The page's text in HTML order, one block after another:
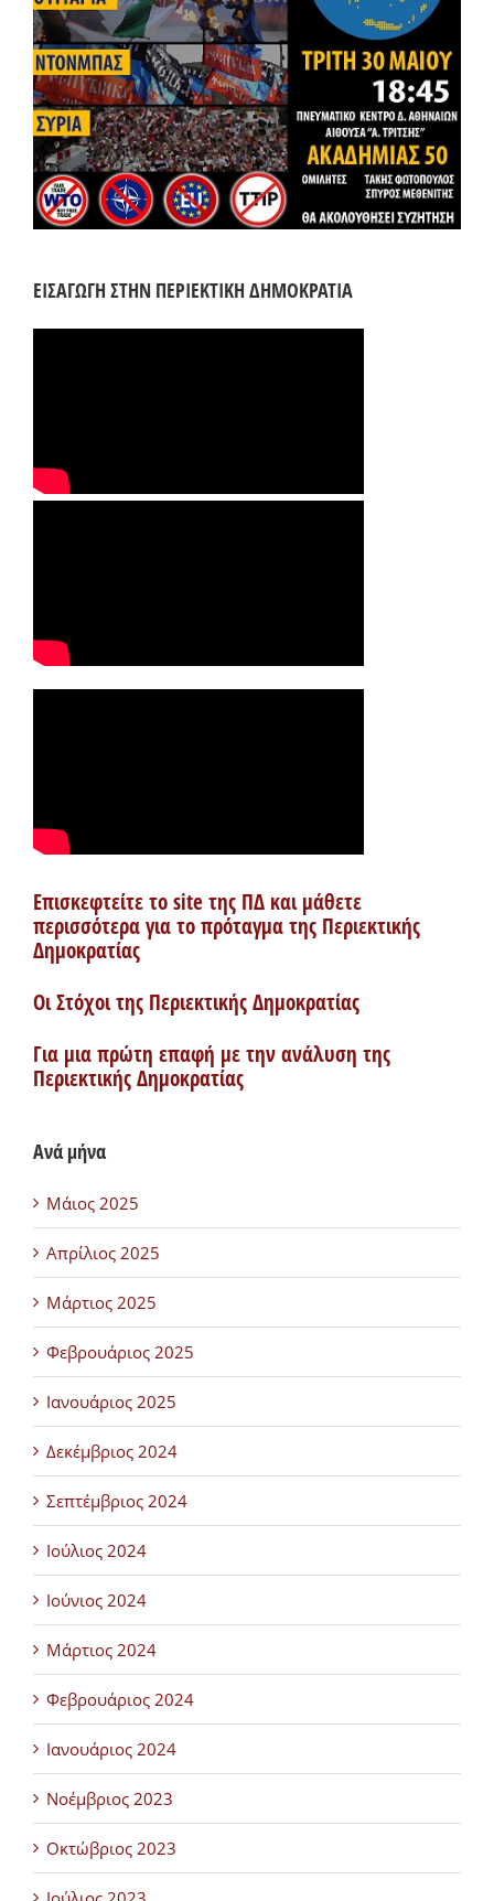
ΕΙΣΑΓΩΓΗ ΣΤΗΝ ΠΕΡΙΕΚΤΙΚΗ ΔΗΜΟΚΡΑΤΙΑ
Επισκεφτείτε το site της ΠΔ και μάθετε
περισσότερα για το πρόταγμα της Περιεκτικής
Δημοκρατίας
Οι Στόχοι της Περιεκτικής Δημοκρατίας
Για μια πρώτη επαφή με την ανάλυση της
Περιεκτικής Δημοκρατίας
Ανά μήνα
Μάιος 2025
Απρίλιος 2025
Μάρτιος 2025
Φεβρουάριος 2025
Ιανουάριος 2025
Δεκέμβριος 2024
Σεπτέμβριος 2024
Ιούλιος 2024
Ιούνιος 2024
Μάρτιος 2024
Φεβρουάριος 2024
Ιανουάριος 2024
Νοέμβριος 2023
Οκτώβριος 2023